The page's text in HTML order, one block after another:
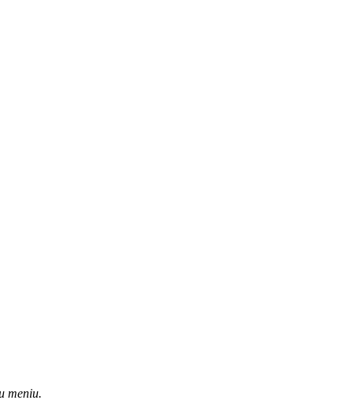
meniu.